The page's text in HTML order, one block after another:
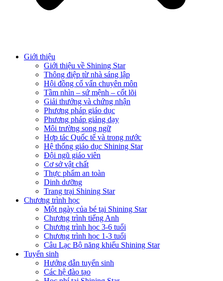
Giới thiệu
Giới thiệu về Shining Star
Thông điệp từ nhà sáng lập
Hội đồng cố vấn chuyên môn
Tầm nhìn – sứ mệnh – cốt lõi
Giải thưởng và chứng nhận
Phương pháp giáo dục
Phương pháp giảng dạy
Môi trường song ngữ
Hợp tác Quốc tế và trong nước
Hệ thống giáo dục Shining Star
Đội ngũ giáo viên
Cơ sở vật chất
Thực phẩm an toàn
Dinh dưỡng
Trang trại Shining Star
Chương trình học
Một ngày của bé tại Shining Star
Chương trình tiếng Anh
Chương trình học 3-6 tuổi
Chương trình học 1-3 tuổi
Câu Lạc Bộ năng khiếu Shining Star
Tuyển sinh
Hướng dẫn tuyển sinh
Các hệ đào tạo